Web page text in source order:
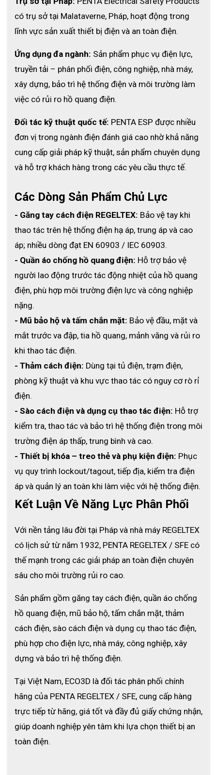
có trụ sở tại Malataverne, Pháp, hoạt động trong
lĩnh vực sản xuất thiết bị điện và an toàn điện.
Ứng dụng đa ngành: Sản phẩm phục vụ điện lực,
truyền tải – phân phối điện, công nghiệp, nhà máy,
xây dựng, bảo trì hệ thống điện và môi trường làm
việc có rủi ro hồ quang điện.
Đối tác kỹ thuật quốc tế: PENTA ESP được nhiều
đơn vị trong ngành điện đánh giá cao nhờ khả năng
cung cấp giải pháp kỹ thuật, sản phẩm chuyên dụng
và hỗ trợ khách hàng trong các yêu cầu thực tế.
Các Dòng Sản Phẩm Chủ Lực
- Găng tay cách điện REGELTEX: Bảo vệ tay khi
thao tác trên hệ thống điện hạ áp, trung áp và cao
áp; nhiều dòng đạt EN 60903 / IEC 60903.
- Quần áo chống hồ quang điện: Hỗ trợ bảo vệ
người lao động trước tác động nhiệt của hồ quang
điện, phù hợp môi trường điện lực và công nghiệp
nặng.
- Mũ bảo hộ và tấm chắn mặt: Bảo vệ đầu, mặt và
mắt trước va đập, tia hồ quang, mảnh văng và rủi ro
khi thao tác điện.
- Thảm cách điện: Dùng tại tủ điện, trạm điện,
phòng kỹ thuật và khu vực thao tác có nguy cơ rò rỉ
điện.
- Sào cách điện và dụng cụ thao tác điện: Hỗ trợ
kiểm tra, thao tác và bảo trì hệ thống điện trong môi
trường điện áp thấp, trung bình và cao.
- Thiết bị khóa – treo thẻ và phụ kiện điện: Phục
vụ quy trình lockout/tagout, tiếp địa, kiểm tra điện
áp và quản lý an toàn khi làm việc với hệ thống điện.
Kết Luận Về Năng Lực Phân Phối
Với nền tảng lâu đời tại Pháp và nhà máy REGELTEX
có lịch sử từ năm 1932, PENTA REGELTEX / SFE có
thế mạnh trong các giải pháp an toàn điện chuyên
sâu cho môi trường rủi ro cao.
Sản phẩm gồm găng tay cách điện, quần áo chống
hồ quang điện, mũ bảo hộ, tấm chắn mặt, thảm
cách điện, sào cách điện và dụng cụ thao tác điện,
phù hợp cho điện lực, nhà máy, công nghiệp, xây
dựng và bảo trì hệ thống điện.
Tại Việt Nam, ECO3D là đối tác phân phối chính
hãng của PENTA REGELTEX / SFE, cung cấp hàng
trực tiếp từ hãng, giá tốt và đầy đủ giấy chứng nhận,
giúp doanh nghiệp yên tâm khi lựa chọn thiết bị an
toàn điện.